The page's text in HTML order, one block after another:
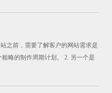
之前，需要了解客户的网站需求是
略的制作周期计划。 2. 另一个是